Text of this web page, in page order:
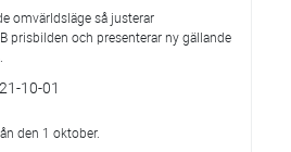
omvärldsläge så justerar
prisbilden och presenterar ny gällande
10-01
den 1 oktober.